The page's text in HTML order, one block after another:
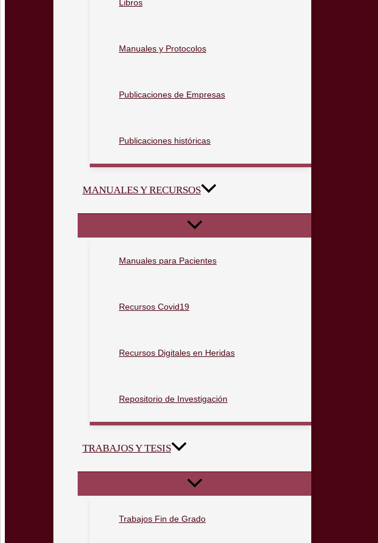
Libros
Manuales y Protocolos
Publicaciones de Empresas
Publicaciones históricas
MANUALES Y RECURSOS
Manuales para Pacientes
Recursos Covid19
Recursos Digitales en Heridas
Repositorio de Investigación
TRABAJOS Y TESIS
Trabajos Fin de Grado